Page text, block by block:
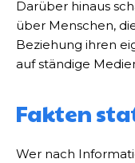
Darüber hinaus
über Menschen,
Beziehung ihren
auf ständige
Fakten
Wer nach